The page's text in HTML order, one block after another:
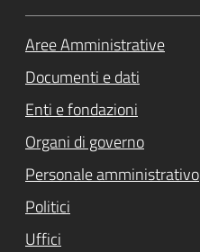
Aree Amministrative
Documenti e dati
Enti e fondazioni
Organi di governo
Personale amministrativo
Politici
Uffici